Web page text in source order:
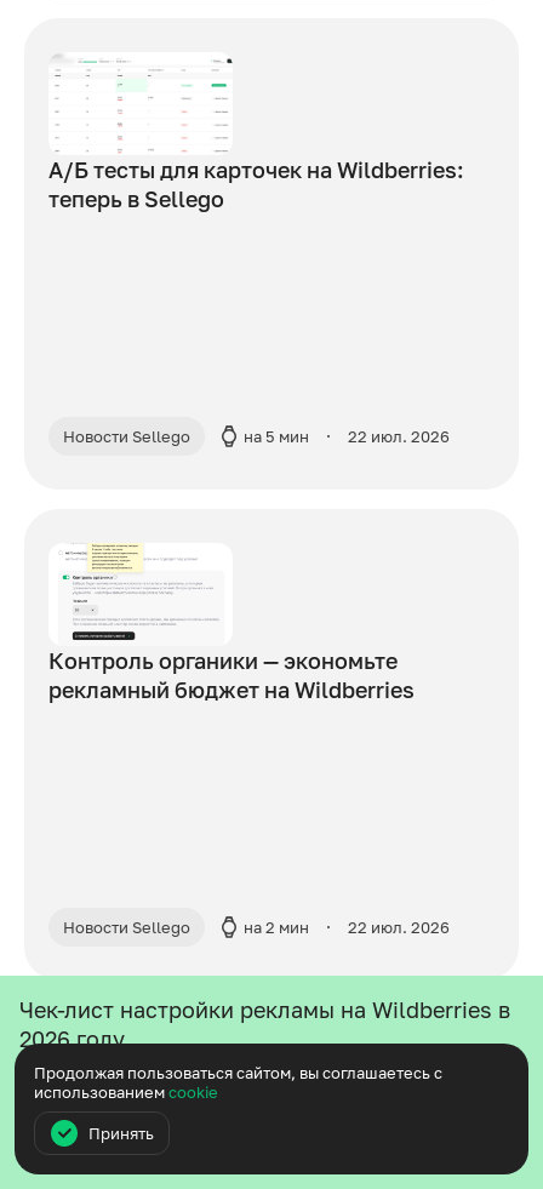
А/Б тесты для карточек на Wildberries:
теперь в Sellego
Новости Sellego на 5 мин 22 июл. 2026
Контроль органики — экономьте
рекламный бюджет на Wildberries
Новости Sellego на 2 мин 22 июл. 2026
Чек-лист настройки рекламы на Wildberries в
2026 году
Пошаговый список того, что проверить перед запуском
кампании — чтобы не сливать бюджет с первых дней
Продолжая пользоваться сайтом, вы соглашаетесь с
использованиемcookie
Принять